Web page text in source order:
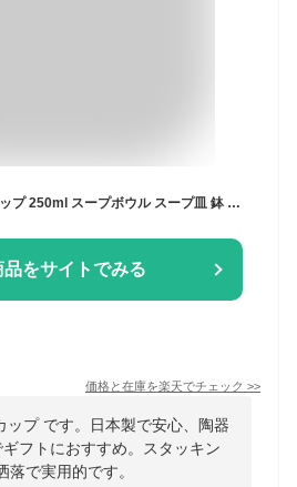
品をサイトでみる
価格と在庫を楽天でチェック >>
ップ です。日本製で安心、陶器
フトにおすすめ。スタッキン
落で実用的です。